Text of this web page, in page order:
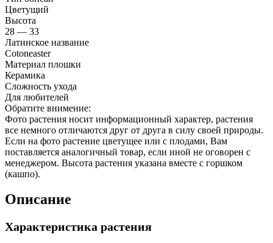
Цветущий
Высота
28 — 33
Латинское название
Cotoneaster
Материал плошки
Керамика
Сложность ухода
Для любителей
Обратите внимение:
Фото растения носит информационный характер, растения
все немного отличаются друг от друга в силу своей природы.
Если на фото растение цветущее или с плодами, Вам
поставляется аналогичный товар, если иной не оговорен с
менеджером. Высота растения указана вместе с горшком
(кашпо).
Описание
Характеристика растения